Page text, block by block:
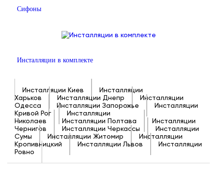
Сифоны
Инсталляции в комплекте
Инсталляции Киев
Инсталляции
Харьков
Инсталляции Днепр
Инсталляции
Одесса
Инсталляции Запорожье
Инсталляции
Кривой Рог
Инсталляции
Николаев
Инсталляции Полтава
Инсталляции
Чернигов
Инсталляции Черкассы
Инсталляции
Сумы
Инсталляции Житомир
Инсталляции
Кропивницкий
Инсталляции Львов
Инсталляции
Ровно